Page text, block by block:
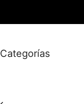
Categorías